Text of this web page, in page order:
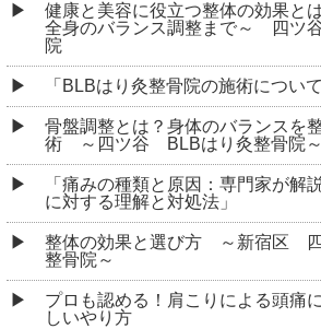
健康と美容に役立つ整体の効果と
全身のバランス調整まで～ 四ツ
院
「BLBはり灸整骨院の施術について
骨盤調整とは？身体のバランスを
術 ～四ツ谷 BLBはり灸整骨院～
「痛みの種類と原因：専門家が解
に対する理解と対処法」
整体の効果と選び方 ～新宿区
整骨院～
プロも認める！肩こりによる頭痛
しいやり方